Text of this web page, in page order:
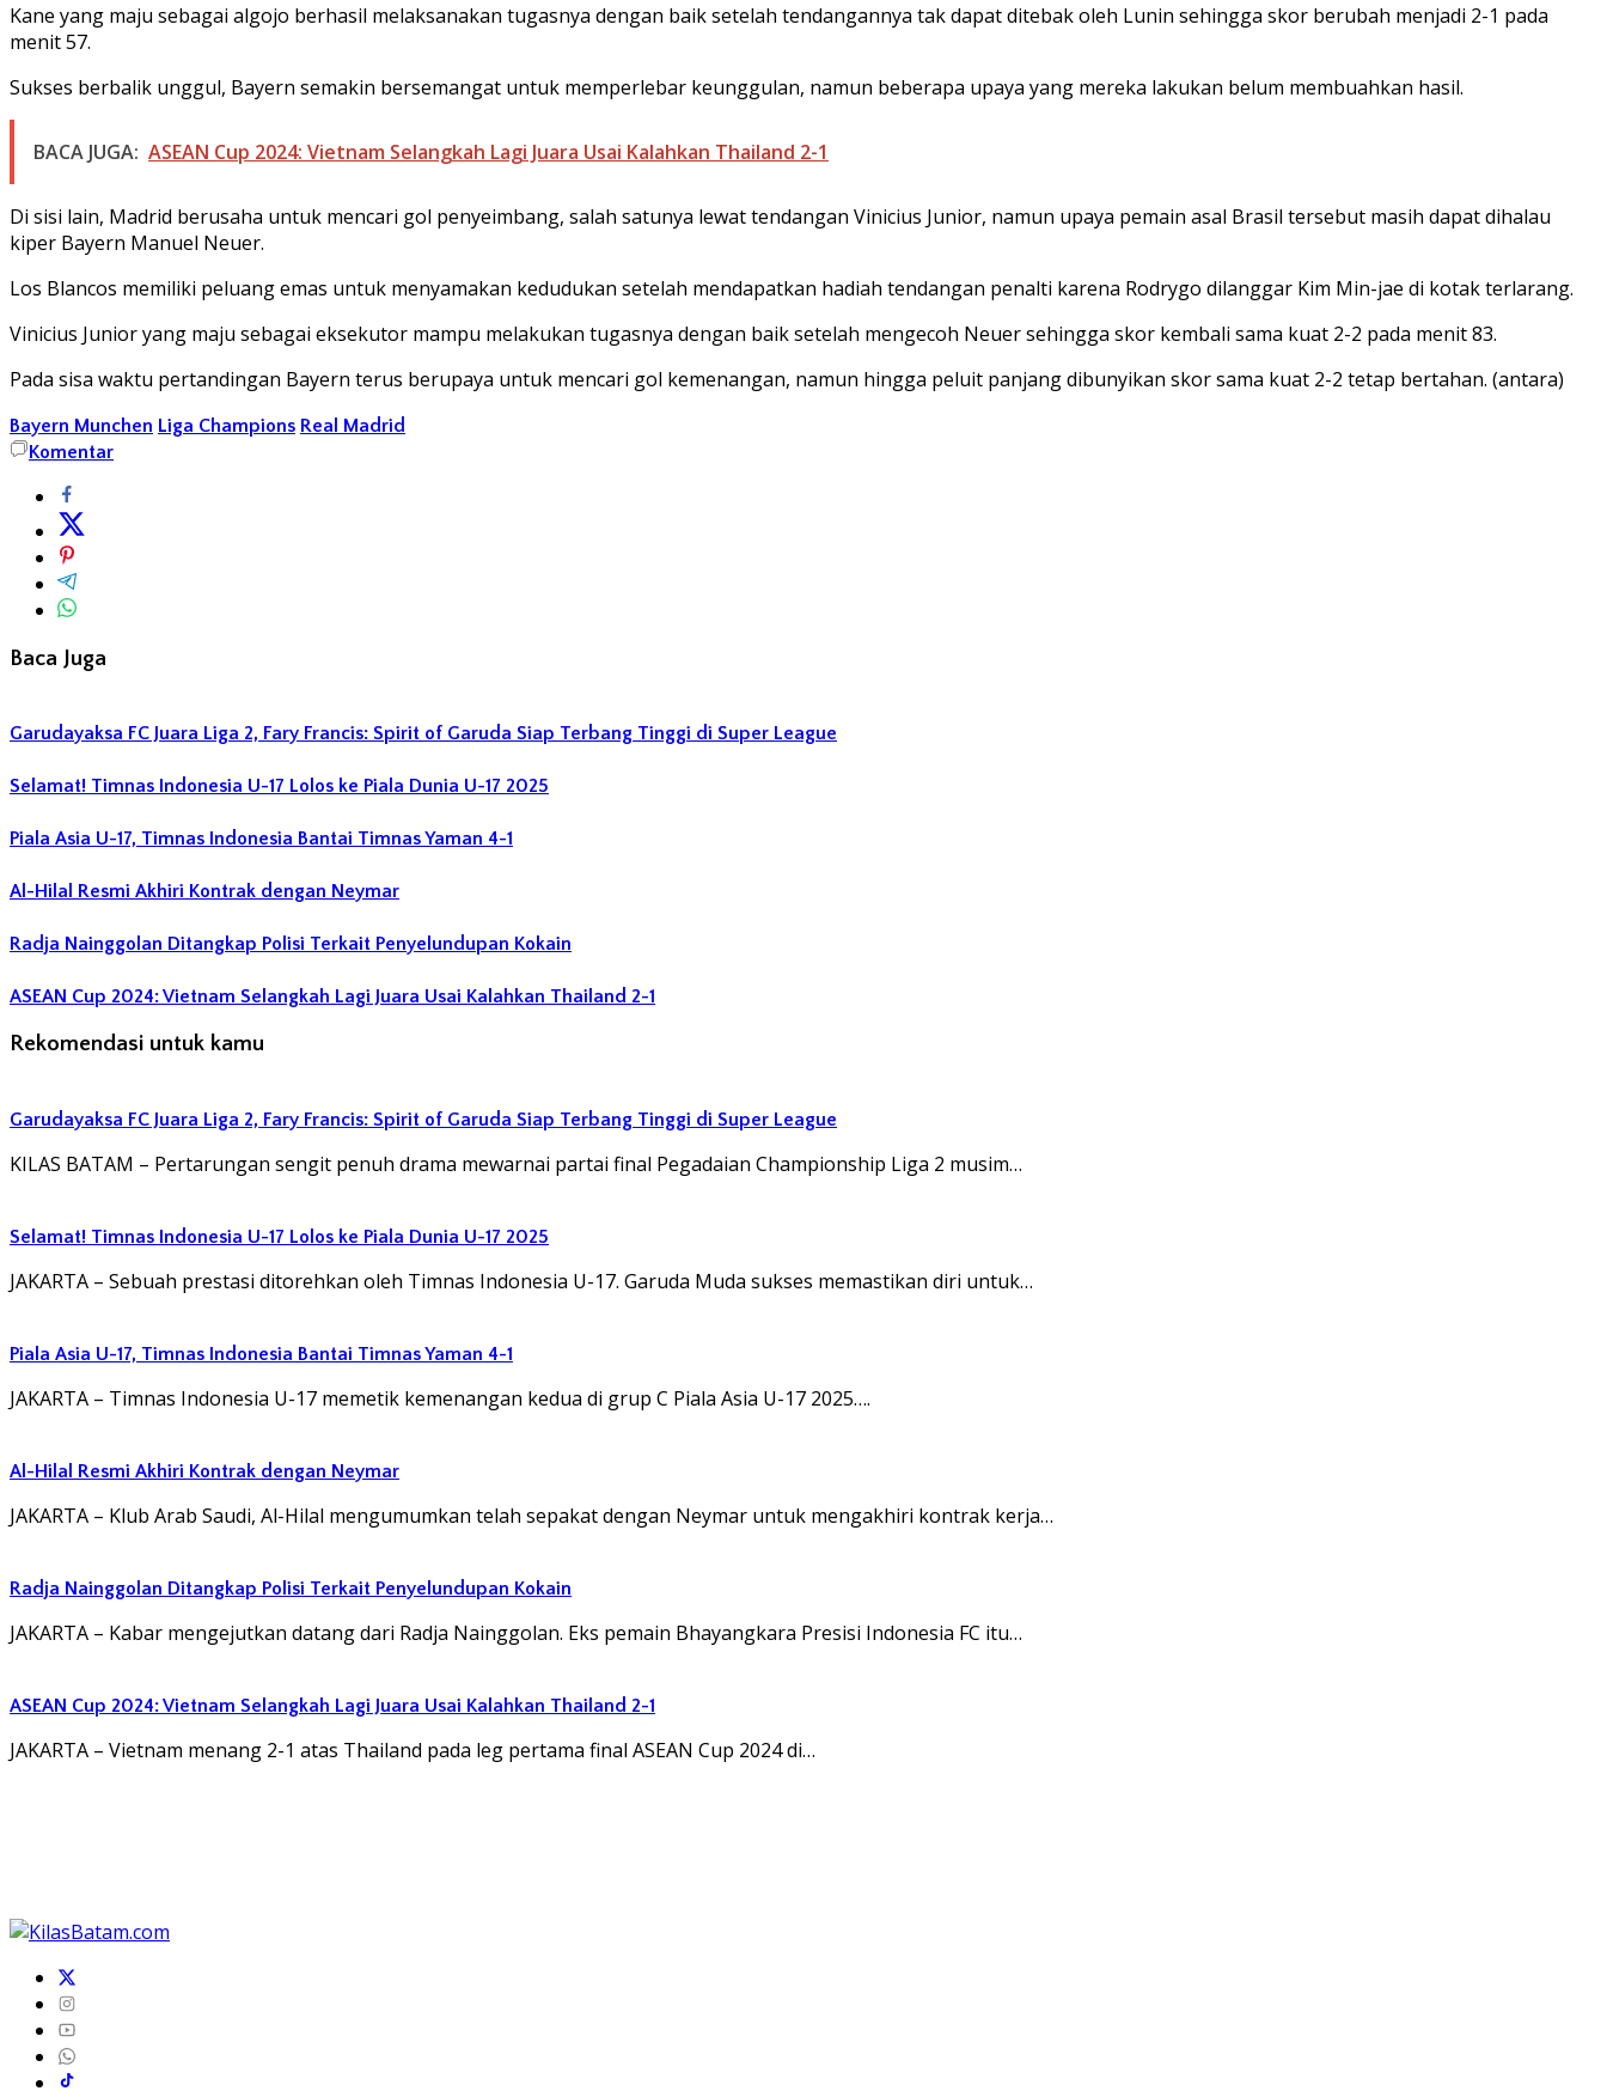
Kane yang maju sebagai algojo berhasil melaksanakan tugasnya dengan baik setelah tendangannya tak dapat ditebak oleh Lunin sehingga skor berubah menjadi 2-1 pada
menit 57.
Sukses berbalik unggul, Bayern semakin bersemangat untuk memperlebar keunggulan, namun beberapa upaya yang mereka lakukan belum membuahkan hasil.
BACA JUGA: ASEAN Cup 2024: Vietnam Selangkah Lagi Juara Usai Kalahkan Thailand 2-1
Di sisi lain, Madrid berusaha untuk mencari gol penyeimbang, salah satunya lewat tendangan Vinicius Junior, namun upaya pemain asal Brasil tersebut masih dapat dihalau
kiper Bayern Manuel Neuer.
Los Blancos memiliki peluang emas untuk menyamakan kedudukan setelah mendapatkan hadiah tendangan penalti karena Rodrygo dilanggar Kim Min-jae di kotak terlarang.
Vinicius Junior yang maju sebagai eksekutor mampu melakukan tugasnya dengan baik setelah mengecoh Neuer sehingga skor kembali sama kuat 2-2 pada menit 83.
Pada sisa waktu pertandingan Bayern terus berupaya untuk mencari gol kemenangan, namun hingga peluit panjang dibunyikan skor sama kuat 2-2 tetap bertahan. (antara)
Bayern Munchen Liga Champions Real Madrid
Komentar
Baca Juga
Garudayaksa FC Juara Liga 2, Fary Francis: Spirit of Garuda Siap Terbang Tinggi di Super League
Selamat! Timnas Indonesia U-17 Lolos ke Piala Dunia U-17 2025
Piala Asia U-17, Timnas Indonesia Bantai Timnas Yaman 4-1
Al-Hilal Resmi Akhiri Kontrak dengan Neymar
Radja Nainggolan Ditangkap Polisi Terkait Penyelundupan Kokain
ASEAN Cup 2024: Vietnam Selangkah Lagi Juara Usai Kalahkan Thailand 2-1
Rekomendasi untuk kamu
Garudayaksa FC Juara Liga 2, Fary Francis: Spirit of Garuda Siap Terbang Tinggi di Super League
KILAS BATAM – Pertarungan sengit penuh drama mewarnai partai final Pegadaian Championship Liga 2 musim…
Selamat! Timnas Indonesia U-17 Lolos ke Piala Dunia U-17 2025
JAKARTA – Sebuah prestasi ditorehkan oleh Timnas Indonesia U-17. Garuda Muda sukses memastikan diri untuk…
Piala Asia U-17, Timnas Indonesia Bantai Timnas Yaman 4-1
JAKARTA – Timnas Indonesia U-17 memetik kemenangan kedua di grup C Piala Asia U-17 2025….
Al-Hilal Resmi Akhiri Kontrak dengan Neymar
JAKARTA – Klub Arab Saudi, Al-Hilal mengumumkan telah sepakat dengan Neymar untuk mengakhiri kontrak kerja…
Radja Nainggolan Ditangkap Polisi Terkait Penyelundupan Kokain
JAKARTA – Kabar mengejutkan datang dari Radja Nainggolan. Eks pemain Bhayangkara Presisi Indonesia FC itu…
ASEAN Cup 2024: Vietnam Selangkah Lagi Juara Usai Kalahkan Thailand 2-1
JAKARTA – Vietnam menang 2-1 atas Thailand pada leg pertama final ASEAN Cup 2024 di…